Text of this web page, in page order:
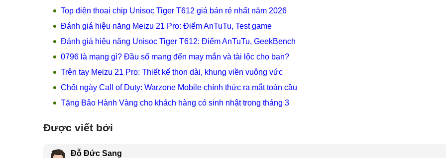
Top điện thoại chip Unisoc Tiger T612 giá bán rẻ nhất năm 2026
Đánh giá hiệu năng Meizu 21 Pro: Điểm AnTuTu, Test game
Đánh giá hiệu năng Unisoc Tiger T612: Điểm AnTuTu, GeekBench
0796 là mạng gì? Đầu số mang đến may mắn và tài lộc cho bạn?
Trên tay Meizu 21 Pro: Thiết kế thon dài, khung viền vuông vức
Chốt ngày Call of Duty: Warzone Mobile chính thức ra mắt toàn cầu
Tặng Bảo Hành Vàng cho khách hàng có sinh nhật trong tháng 3
Được viết bởi
Đỗ Đức Sang